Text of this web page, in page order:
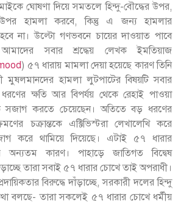
মাইকে ঘোষণা দিয়ে সমতলে হিন্দু-বৌদ্ধের উপর,
উপর হামলা করবে, কিন্তু এ জন্য হামলার
না। উল্টো গণভবনে চায়ের দাওয়াত পাবে
সবার শ্রদ্ধেয় লেখক ইমতিয়াজ
) ৫৭ ধারায় মামলা দেয়া হয়েছে কারণ তিনি
মুষলমানদের হামলা লুটপাটের বিষয়টি সবার
ক্ষতি আর বিপর্যয় থেকে রেহাই পাওয়া
সজাগ করতে চেয়েছেন। অতিতে বড় ধরণের
চক্রান্তকে এক্টিভিস্টরা লেখালেখি করে
করে থামিয়ে দিয়েছে। এটাই ৫৭ ধারার
অন্যতম কারণ। পাহাড়ে জাতিগত বিদ্বেষ
তারা সবাই ৫৭ ধারার চোখে তাই অপরাধী।
বিরুদ্ধে দাঁড়াচ্ছে, সরকারী দলের হিন্দু
বলছে- তারা সকলেই ৫৭ ধারার চোখে ধর্মীয়